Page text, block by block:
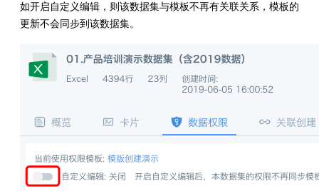
如开启自定义编辑，则该数据集与模板不再有关联关系，模板的
更新不会同步到该数据集。